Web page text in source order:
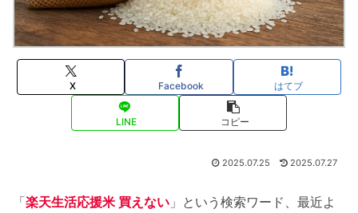
X Facebook はてブ
LINE コピー
2025.07.25 2025.07.27
「楽天生活応援米 買えない 」という検索ワード、最近よ